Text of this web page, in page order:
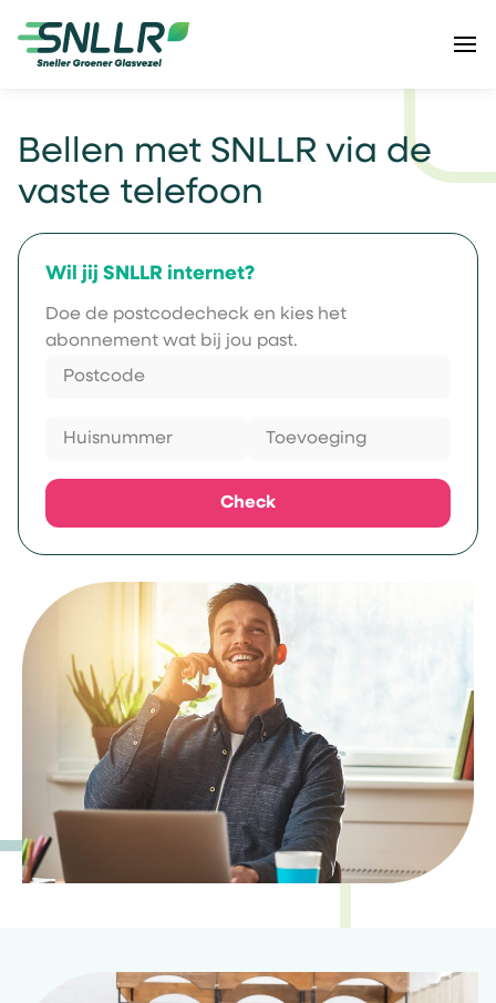
Bellen met SNLLR via de
vaste telefoon
Wil jij SNLLR internet?
Doe de postcodecheck en kies het
abonnement wat bij jou past.
Check